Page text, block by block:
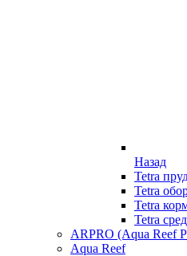
Назад
Tetra
Tetra
Tetra
Tetra
ARPRO (Aqua Reef
Aqua Reef